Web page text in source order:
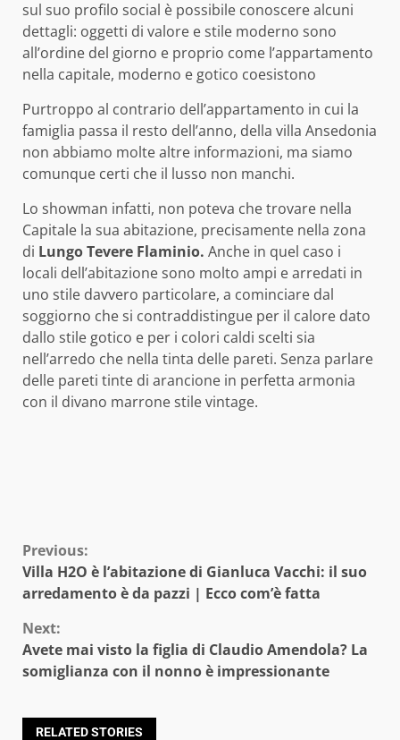
sul suo profilo social è possibile conoscere alcuni
dettagli: oggetti di valore e stile moderno sono
all’ordine del giorno e proprio come l’appartamento
nella capitale, moderno e gotico coesistono
Purtroppo al contrario dell’appartamento in cui la
famiglia passa il resto dell’anno, della villa Ansedonia
non abbiamo molte altre informazioni, ma siamo
comunque certi che il lusso non manchi.
Lo showman infatti, non poteva che trovare nella
Capitale la sua abitazione, precisamente nella zona
di Lungo Tevere Flaminio. Anche in quel caso i
locali dell’abitazione sono molto ampi e arredati in
uno stile davvero particolare, a cominciare dal
soggiorno che si contraddistingue per il calore dato
dallo stile gotico e per i colori caldi scelti sia
nell’arredo che nella tinta delle pareti. Senza parlare
delle pareti tinte di arancione in perfetta armonia
con il divano marrone stile vintage.
Continue
Reading
Previous:
Villa H2O è l’abitazione di Gianluca Vacchi: il suo
arredamento è da pazzi | Ecco com’è fatta
Next:
Avete mai visto la figlia di Claudio Amendola? La
somiglianza con il nonno è impressionante
RELATED STORIES